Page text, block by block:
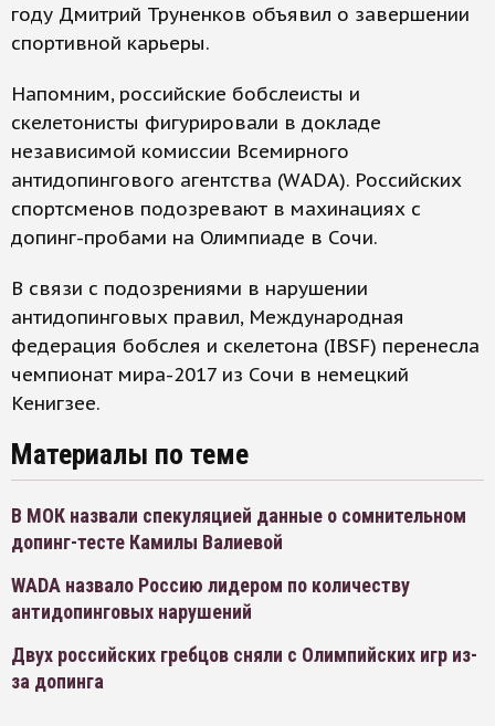
году Дмитрий Труненков объявил о завершении
спортивной карьеры.
Напомним, российские бобслеисты и
скелетонисты фигурировали в докладе
независимой комиссии Всемирного
антидопингового агентства (WADA). Российских
спортсменов подозревают в махинациях с
допинг-пробами на Олимпиаде в Сочи.
В связи с подозрениями в нарушении
антидопинговых правил, Международная
федерация бобслея и скелетона (IBSF) перенесла
чемпионат мира-2017 из Сочи в немецкий
Кенигзее.
Материалы по теме
В МОК назвали спекуляцией данные о сомнительном
допинг-тесте Камилы Валиевой
WADA назвало Россию лидером по количеству
антидопинговых нарушений
Двух российских гребцов сняли с Олимпийских игр из-
за допинга